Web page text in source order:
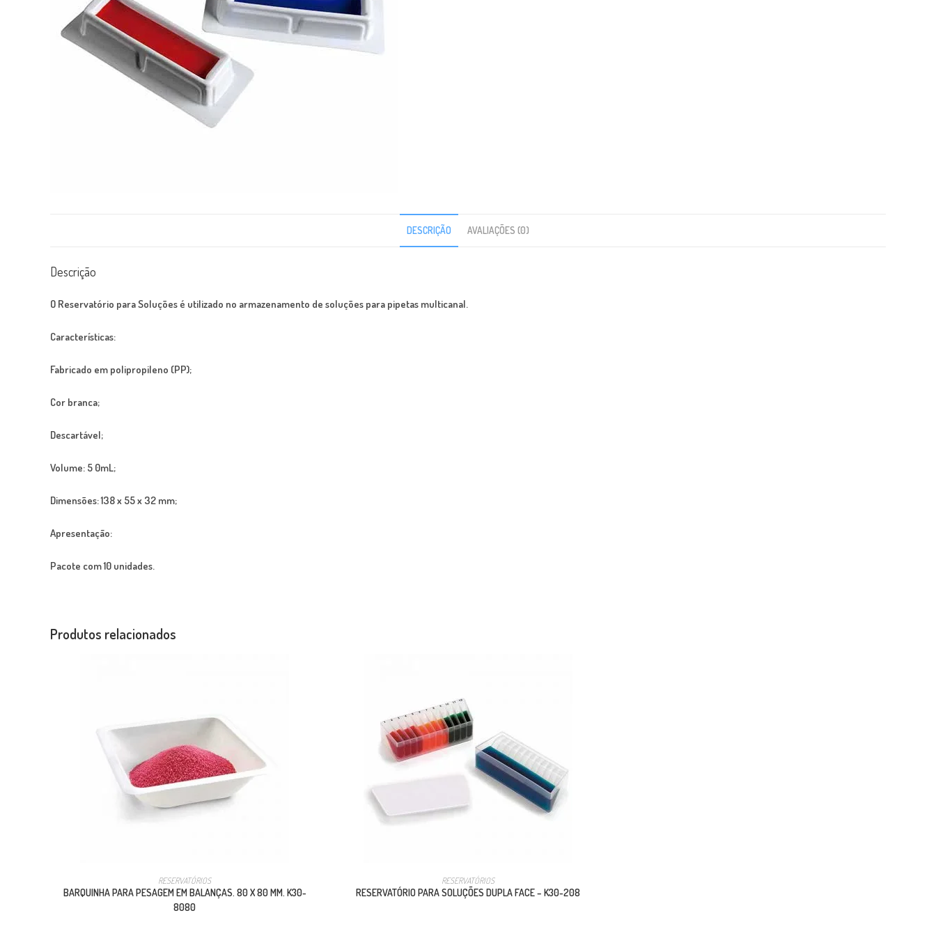
DESCRIÇÃO AVALIAÇÕES (0)
Descrição
O Reservatório para Soluções é utilizado no armazenamento de soluções para pipetas multicanal.
Características:
Fabricado em polipropileno (PP);
Cor branca;
Descartável;
Volume: 5 0mL;
Dimensões: 138 x 55 x 32 mm;
Apresentação:
Pacote com 10 unidades.
Produtos relacionados
RESERVATÓRIOS
BARQUINHA PARA PESAGEM EM BALANÇAS. 80 X 80 MM. K30-
8080
RESERVATÓRIOS
RESERVATÓRIO PARA SOLUÇÕES DUPLA FACE – K30-208